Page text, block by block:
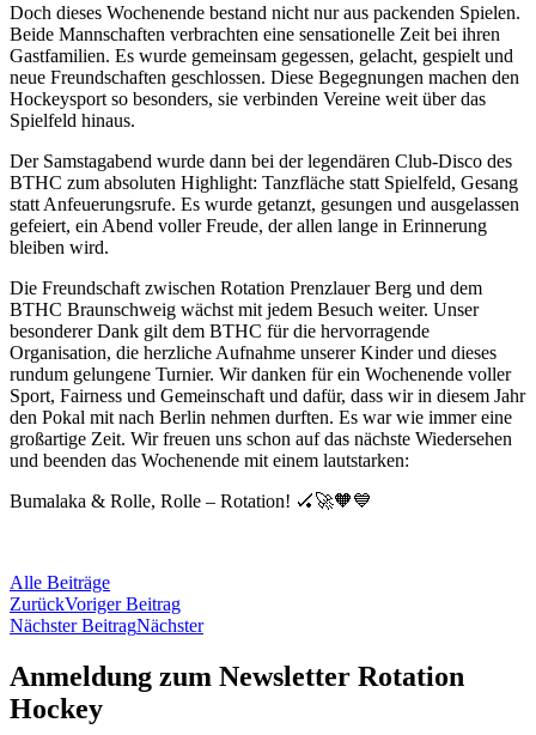
Doch dieses Wochenende bestand nicht nur aus packenden Spielen.
Beide Mannschaften verbrachten eine sensationelle Zeit bei ihren
Gastfamilien. Es wurde gemeinsam gegessen, gelacht, gespielt und
neue Freundschaften geschlossen. Diese Begegnungen machen den
Hockeysport so besonders, sie verbinden Vereine weit über das
Spielfeld hinaus.
Der Samstagabend wurde dann bei der legendären Club-Disco des
BTHC zum absoluten Highlight: Tanzfläche statt Spielfeld, Gesang
statt Anfeuerungsrufe. Es wurde getanzt, gesungen und ausgelassen
gefeiert, ein Abend voller Freude, der allen lange in Erinnerung
bleiben wird.
Die Freundschaft zwischen Rotation Prenzlauer Berg und dem
BTHC Braunschweig wächst mit jedem Besuch weiter. Unser
besonderer Dank gilt dem BTHC für die hervorragende
Organisation, die herzliche Aufnahme unserer Kinder und dieses
rundum gelungene Turnier. Wir danken für ein Wochenende voller
Sport, Fairness und Gemeinschaft und dafür, dass wir in diesem Jahr
den Pokal mit nach Berlin nehmen durften. Es war wie immer eine
großartige Zeit. Wir freuen uns schon auf das nächste Wiedersehen
und beenden das Wochenende mit einem lautstarken:
Bumalaka & Rolle, Rolle – Rotation! 🏑🚀🧡💙
Alle Beiträge
ZurückVoriger Beitrag
Nächster BeitragNächster
Anmeldung zum Newsletter Rotation
Hockey